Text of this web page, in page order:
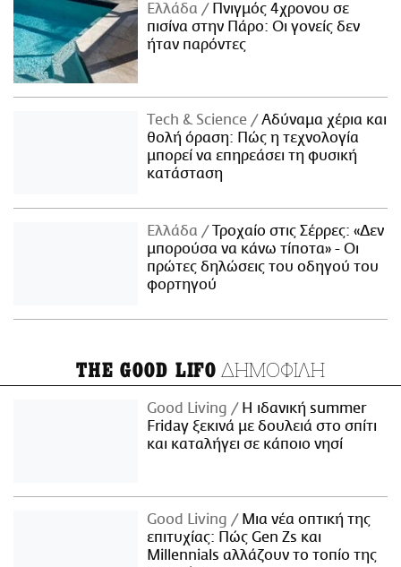
Ελλάδα
Πνιγμός 4χρονου σε
πισίνα στην Πάρο: Οι γονείς δεν
ήταν παρόντες
Τech & Science
Αδύναμα χέρια και
θολή όραση: Πώς η τεχνολογία
μπορεί να επηρεάσει τη φυσική
κατάσταση
Ελλάδα
Τροχαίο στις Σέρρες: «Δεν
μπορούσα να κάνω τίποτα» - Οι
πρώτες δηλώσεις του οδηγού του
φορτηγού
THE GOOD LIFO ΔΗΜΟΦΙΛΗ
Good Living
Η ιδανική summer
Friday ξεκινά με δουλειά στο σπίτι
και καταλήγει σε κάποιο νησί
Good Living
Μια νέα οπτική της
επιτυχίας: Πώς Gen Zs και
Millennials αλλάζουν το τοπίο της